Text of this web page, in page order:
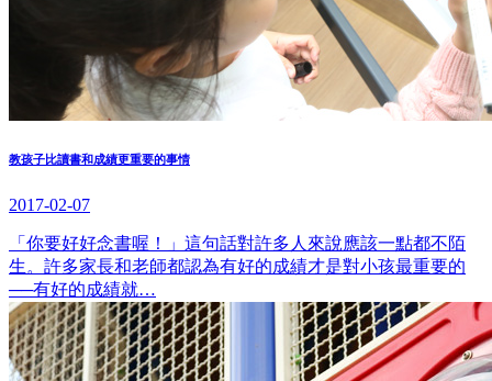
教孩子比讀書和成績更重要的事情
2017-02-07
「你要好好念書喔！」這句話對許多人來說應該一點都不陌
生。許多家長和老師都認為有好的成績才是對小孩最重要的
──有好的成績就…